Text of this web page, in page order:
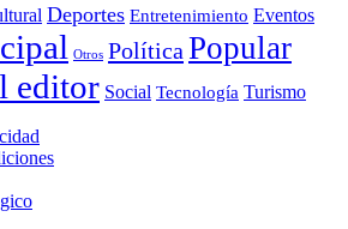
Deportes Entretenimiento Eventos
Otros Política Popular
editor Social Tecnología Turismo